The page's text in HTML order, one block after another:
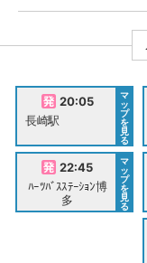
20:05
長崎駅
マ
ッ
プ
を
見
る
22:45
ﾊｰﾂﾊﾞｽｽﾃｰｼｮﾝ博
多
マ
ッ
プ
を
見
る